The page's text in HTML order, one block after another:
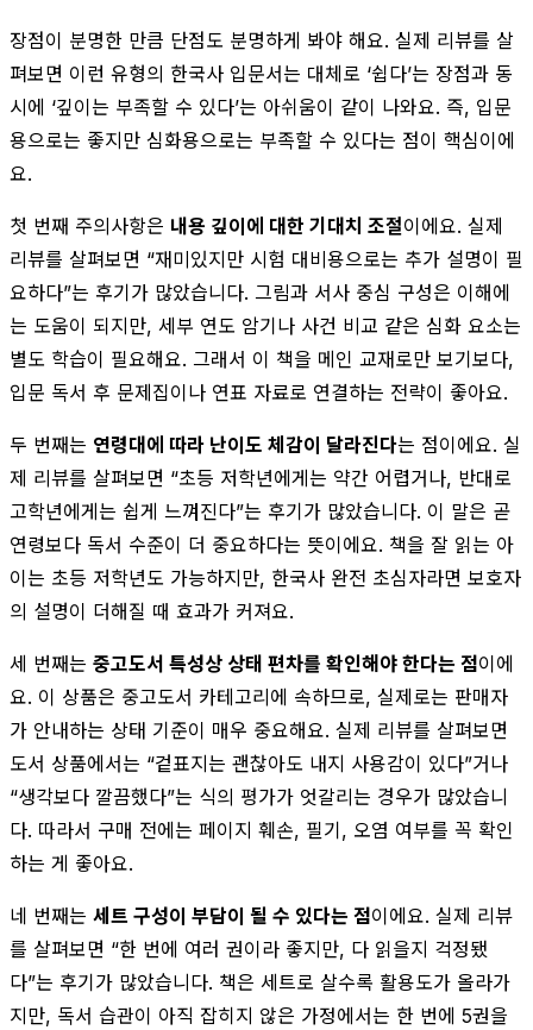
장점이 분명한 만큼 단점도 분명하게 봐야 해요. 실제 리뷰를 살
펴보면 이런 유형의 한국사 입문서는 대체로 ‘쉽다’는 장점과 동
시에 ‘깊이는 부족할 수 있다’는 아쉬움이 같이 나와요. 즉, 입문
용으로는 좋지만 심화용으로는 부족할 수 있다는 점이 핵심이에
요.
첫 번째 주의사항은 내용 깊이에 대한 기대치 조절이에요. 실제
리뷰를 살펴보면 “재미있지만 시험 대비용으로는 추가 설명이 필
요하다”는 후기가 많았습니다. 그림과 서사 중심 구성은 이해에
는 도움이 되지만, 세부 연도 암기나 사건 비교 같은 심화 요소는
별도 학습이 필요해요. 그래서 이 책을 메인 교재로만 보기보다,
입문 독서 후 문제집이나 연표 자료로 연결하는 전략이 좋아요.
두 번째는 연령대에 따라 난이도 체감이 달라진다는 점이에요. 실
제 리뷰를 살펴보면 “초등 저학년에게는 약간 어렵거나, 반대로
고학년에게는 쉽게 느껴진다”는 후기가 많았습니다. 이 말은 곧
연령보다 독서 수준이 더 중요하다는 뜻이에요. 책을 잘 읽는 아
이는 초등 저학년도 가능하지만, 한국사 완전 초심자라면 보호자
의 설명이 더해질 때 효과가 커져요.
세 번째는 중고도서 특성상 상태 편차를 확인해야 한다는 점이에
요. 이 상품은 중고도서 카테고리에 속하므로, 실제로는 판매자
가 안내하는 상태 기준이 매우 중요해요. 실제 리뷰를 살펴보면
도서 상품에서는 “겉표지는 괜찮아도 내지 사용감이 있다”거나
“생각보다 깔끔했다”는 식의 평가가 엇갈리는 경우가 많았습니
다. 따라서 구매 전에는 페이지 훼손, 필기, 오염 여부를 꼭 확인
하는 게 좋아요.
네 번째는 세트 구성이 부담이 될 수 있다는 점이에요. 실제 리뷰
를 살펴보면 “한 번에 여러 권이라 좋지만, 다 읽을지 걱정됐
다”는 후기가 많았습니다. 책은 세트로 살수록 활용도가 올라가
지만, 독서 습관이 아직 잡히지 않은 가정에서는 한 번에 5권을